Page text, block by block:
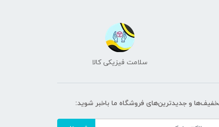
سلامت فیزیکی کالا
و جدیدترین‌های فروشگاه ما باخبر شوید: